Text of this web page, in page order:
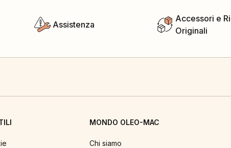
Assistenza
Accessori e
Originali
MONDO OLEO-MAC
Chi siamo